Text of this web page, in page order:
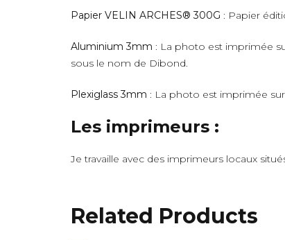
Papier VELIN ARCHES® 300G : Papier
Aluminium 3mm : La photo est imprimée
sous le nom de Dibond.
Plexiglass 3mm : La photo est imprimée
Les imprimeurs :
Je travaille avec des imprimeurs locaux
Related Products